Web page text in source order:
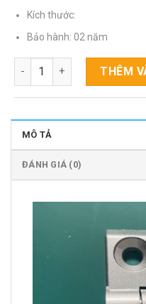
Kích thước:
Bảo hành: 02 năm
Bản lề 20,30,40 số lượng
THÊM
MÔ TẢ
ĐÁNH GIÁ (0)